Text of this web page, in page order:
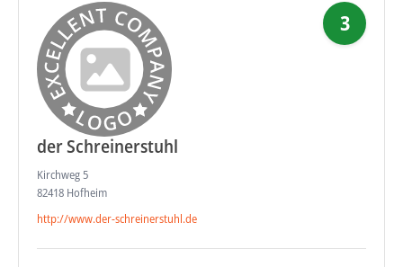
der Schreinerstuhl
Kirchweg 5
82418 Hofheim
http://www.der-schreinerstuhl.de
3